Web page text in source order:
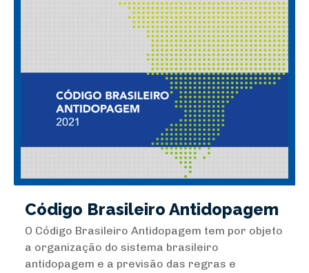
Código Brasileiro Antidopagem
O Código Brasileiro Antidopagem tem por objeto
a organização do sistema brasileiro
antidopagem e a previsão das regras e